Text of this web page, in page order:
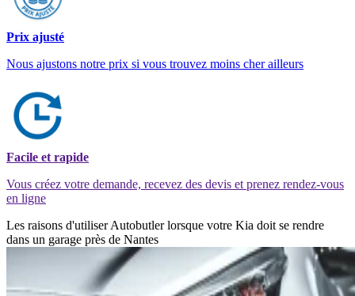
Prix ajusté
Nous ajustons notre prix si vous trouvez moins cher ailleurs
Facile et rapide
Vous créez votre demande, recevez des devis et prenez rendez-vous
en ligne
Les raisons d'utiliser Autobutler lorsque votre Kia doit se rendre
dans un garage près de Nantes